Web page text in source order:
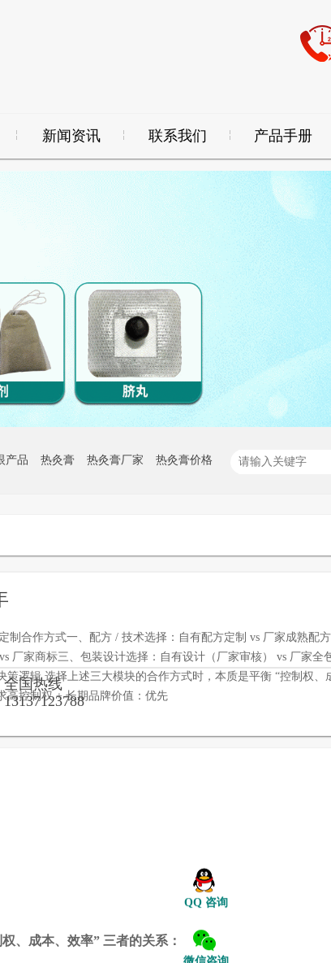
新闻资讯 联系我们 产品手册
产品 热灸膏 热灸膏厂家 热灸膏价格
制合作方式一、配方 / 技术选择：自有配方定制 vs 厂家成熟配
厂家商标三、包装设计选择：自有设计（厂家审核） vs 厂家全
策逻辑 选择上述三大模块的合作方式时，本质是平衡 “控制权、
高控制权 + 长期品牌价值：优先
全国热线
13137123788
、成本、效率” 三者的关系：
QQ 咨询
微信咨询